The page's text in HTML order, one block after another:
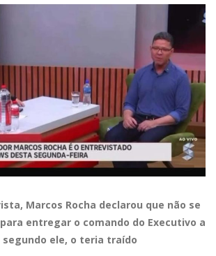
Marcos Rocha declarou que não se
entregar o comando do Executivo a
segundo ele, o teria traído